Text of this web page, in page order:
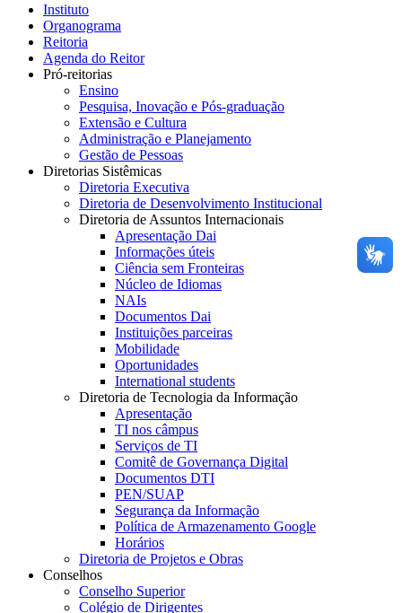
Instituto
Organograma
Reitoria
Agenda do Reitor
Pró-reitorias
Ensino
Pesquisa, Inovação e Pós-graduação
Extensão e Cultura
Administração e Planejamento
Gestão de Pessoas
Diretorias Sistêmicas
Diretoria Executiva
Diretoria de Desenvolvimento Institucional
Diretoria de Assuntos Internacionais
Apresentação Dai
Informações úteis
Ciência sem Fronteiras
Núcleo de Idiomas
NAIs
Documentos Dai
Instituições parceiras
Mobilidade
Oportunidades
International students
Diretoria de Tecnologia da Informação
Apresentação
TI nos câmpus
Serviços de TI
Comitê de Governança Digital
Documentos DTI
PEN/SUAP
Segurança da Informação
Política de Armazenamento Google
Horários
Diretoria de Projetos e Obras
Conselhos
Conselho Superior
Colégio de Dirigentes